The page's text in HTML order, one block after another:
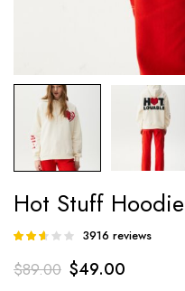
Hot Stuff Hoodie
Rated
out of
1362
3916 reviews
$89.00 $49.00